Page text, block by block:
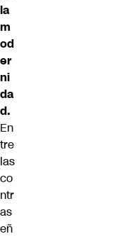
la
m
od
er
ni
da
d.
En
tre
las
co
ntr
as
eñ